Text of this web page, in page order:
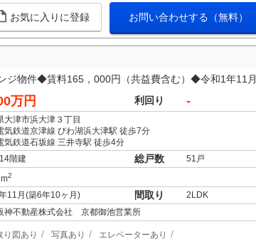
お気に入りに登録 お問い合わせする（無料）
ジ物件◆賃料165，000円（共益費含む）◆令和1年11月
万円 利回り -
大津市浜大津３丁目
気鉄道京津線 びわ湖浜大津駅 徒歩7分
気鉄道石坂線 三井寺駅 徒歩4分
階建 総戸数 51戸
2
11月(築6年10ヶ月) 間取り 2LDK
神不動産株式会社 京都御池営業所
り図あり 写真あり エレベーターあり